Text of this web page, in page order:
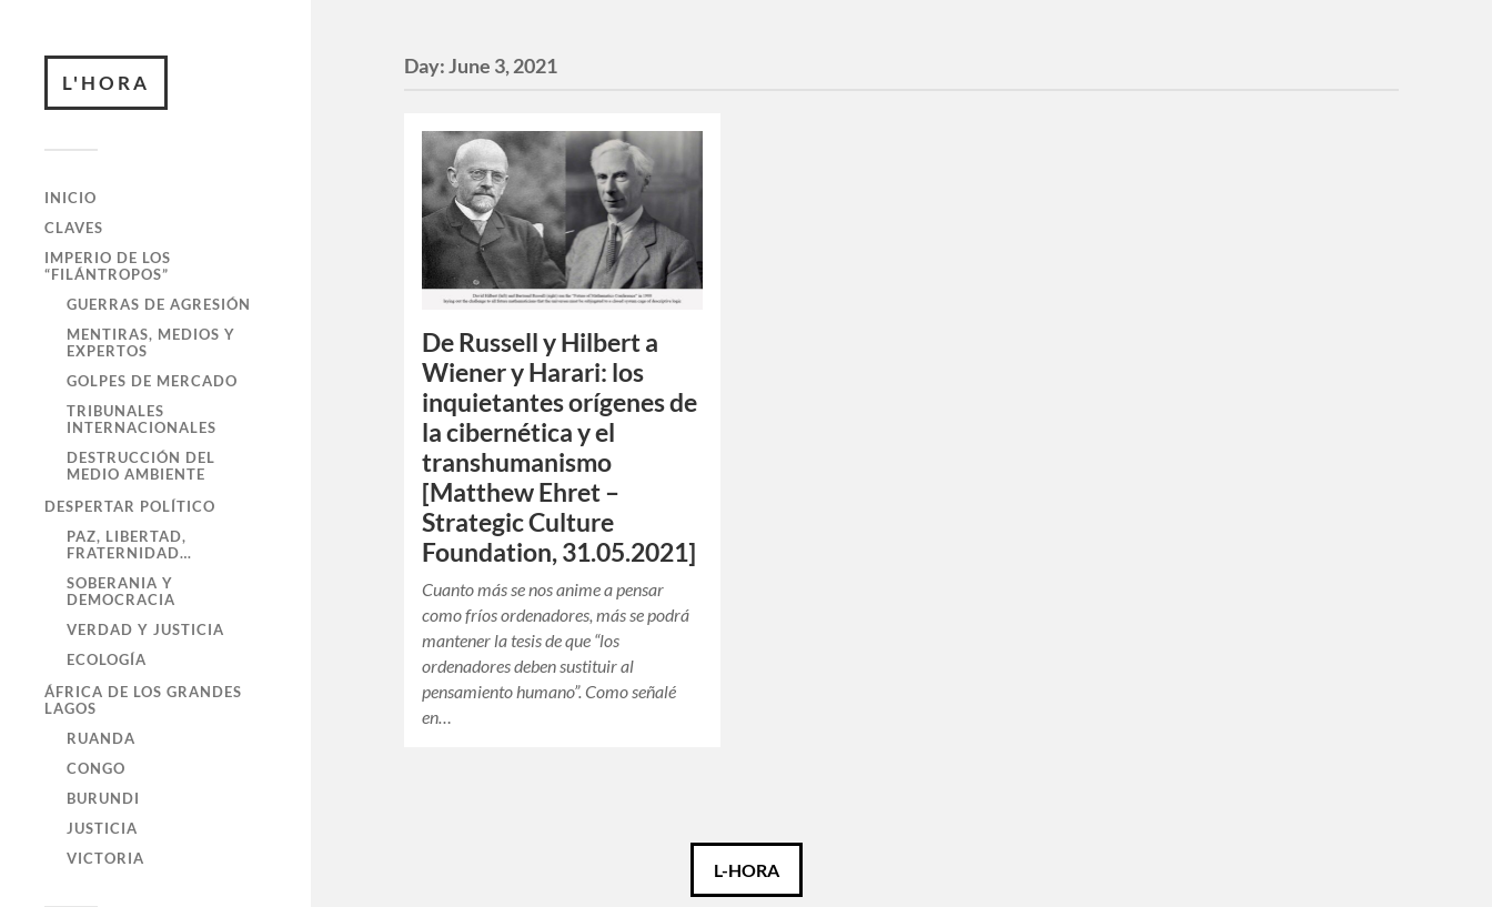
L'HORA
INICIO
CLAVES
IMPERIO DE LOS
“FILÁNTROPOS”
GUERRAS DE AGRESIÓN
MENTIRAS, MEDIOS Y
EXPERTOS
GOLPES DE MERCADO
TRIBUNALES
INTERNACIONALES
DESTRUCCIÓN DEL
MEDIO AMBIENTE
DESPERTAR POLÍTICO
PAZ, LIBERTAD,
FRATERNIDAD…
SOBERANIA Y
DEMOCRACIA
VERDAD Y JUSTICIA
ECOLOGÍA
ÁFRICA DE LOS GRANDES
LAGOS
RUANDA
CONGO
BURUNDI
JUSTICIA
VICTORIA
Day:June 3, 2021
De Russell y Hilbert a
Wiener y Harari: los
inquietantes orígenes de
la cibernética y el
transhumanismo
[Matthew Ehret –
Strategic Culture
Foundation, 31.05.2021]
Cuanto más se nos anime a pensar
como fríos ordenadores, más se podrá
mantener la tesis de que “los
ordenadores deben sustituir al
pensamiento humano”. Como señalé
en…
L-HORA